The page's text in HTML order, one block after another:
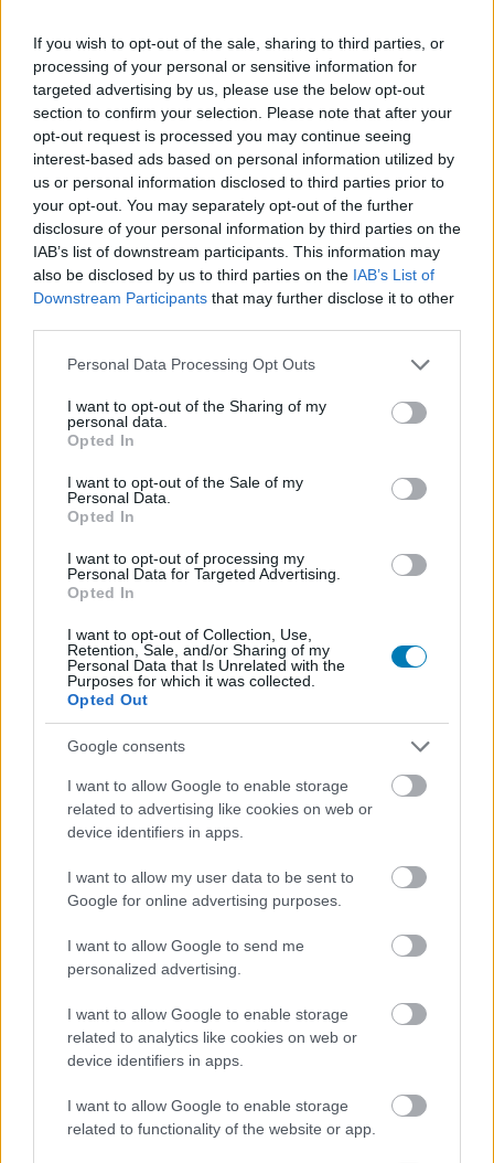
If you wish to opt-out of the sale, sharing to third parties, or
processing of your personal or sensitive information for
targeted advertising by us, please use the below opt-out
section to confirm your selection. Please note that after your
opt-out request is processed you may continue seeing
interest-based ads based on personal information utilized by
us or personal information disclosed to third parties prior to
your opt-out. You may separately opt-out of the further
disclosure of your personal information by third parties on the
IAB’s list of downstream participants. This information may
also be disclosed by us to third parties on the IAB’s List of
Downstream Participants that may further disclose it to other
Please note that this website/app uses one or more Google
not limited to your visit or usage behaviour. You may click to
grant or deny consent to Google and its third-party tags to
use your data for below specified purposes in below Google
consent section.
Personal Data Processing Opt Outs
I want to opt-out of the Sharing of my
personal data.
Opted In
I want to opt-out of the Sale of my
Personal Data.
Opted In
I want to opt-out of processing my
Personal Data for Targeted Advertising.
Opted In
I want to opt-out of Collection, Use,
Retention, Sale, and/or Sharing of my
Personal Data that Is Unrelated with the
Purposes for which it was collected.
Opted Out
Google consents
I want to allow Google to enable storage
related to advertising like cookies on web or
device identifiers in apps.
I want to allow my user data to be sent to
Google for online advertising purposes.
I want to allow Google to send me
personalized advertising.
I want to allow Google to enable storage
related to analytics like cookies on web or
device identifiers in apps.
I want to allow Google to enable storage
related to functionality of the website or app.
A Crusader Kings 3 következő frissítése után
versekkel is kínozhatunk embereket
| 2021.03.06 10:45
A Paradox Interactive újraértelmezi a költészet hatását.
Már testre is szabhatjuk a Crusader Kings 3-as
uralkodónkat
| 2020.11.25 08:50
Olyan szakállas és izmos karaktert alkothatunk, amilyet
csak szeretnénk. De nem csak ez újdonság.
Nagyon jól fogy a Crusader Kings 3, fontos
| 2020.11.18 22:04
A stratégiai játék számára másfél hónap kellett, hogy elérjen